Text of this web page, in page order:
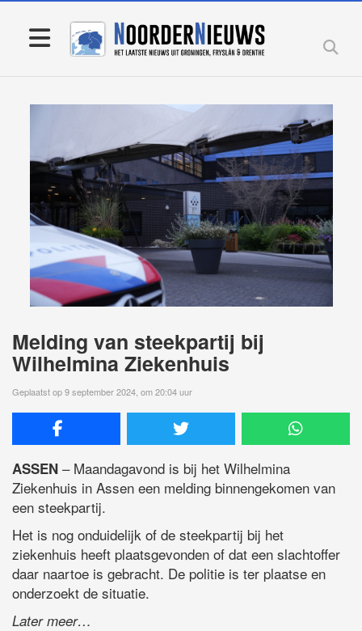
Melding van steekpartij bij
Wilhelmina Ziekenhuis
Geplaatst op 9 september 2024, om 20:04 uur
ASSEN – Maandagavond is bij het Wilhelmina
Ziekenhuis in Assen een melding binnengekomen van
een steekpartij.
Het is nog onduidelijk of de steekpartij bij het
ziekenhuis heeft plaatsgevonden of dat een slachtoffer
daar naartoe is gebracht. De politie is ter plaatse en
onderzoekt de situatie.
Later meer…